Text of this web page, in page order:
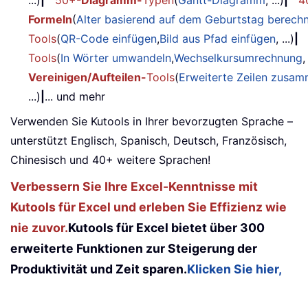
Formeln(Alter basierend auf dem Geburtstag
Tools(QR-Code einfügen,Bild aus Pfad einfügen, ...)
Tools(In Wörter umwandeln,Wechselkursumrechnung
Vereinigen/Aufteilen-Tools(Erweiterte Zeilen
...) ... und mehr
Verwenden Sie Kutools in Ihrer bevorzugten Sprache –
unterstützt Englisch, Spanisch, Deutsch, Französisch,
Chinesisch und 40+ weitere Sprachen!
Verbessern Sie Ihre Excel-Kenntnisse mit
Kutools für Excel und erleben Sie Effizienz wie
nie zuvor.Kutools für Excel bietet über 300
erweiterte Funktionen zur Steigerung der
Produktivität und Zeit sparen.Klicken Sie hier,